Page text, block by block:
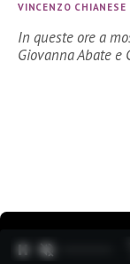
VINCENZO CHIANESE
In queste ore a
Giovanna Abate e